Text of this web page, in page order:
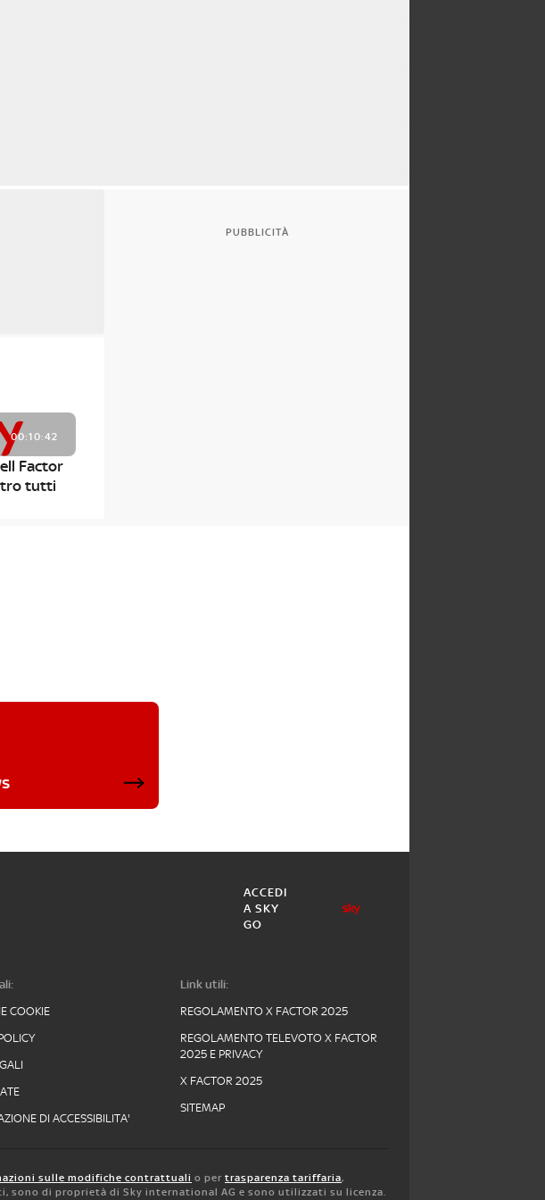
00:10:42
Factor
tutti
PUBBLICITÀ
ACCEDI
A SKY
GO
COOKIE
DI ACCESSIBILITA'
Link utili:
REGOLAMENTO X FACTOR 2025
REGOLAMENTO TELEVOTO X FACTOR
2025 E PRIVACY
X FACTOR 2025
SITEMAP
sulle modifiche contrattuali o per trasparenza tariffaria,
di proprietà di Sky international AG e sono utilizzati su licenza.